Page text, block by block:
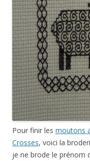
Pour finir les moutons
Crosses, voici la
je ne brode le prénom